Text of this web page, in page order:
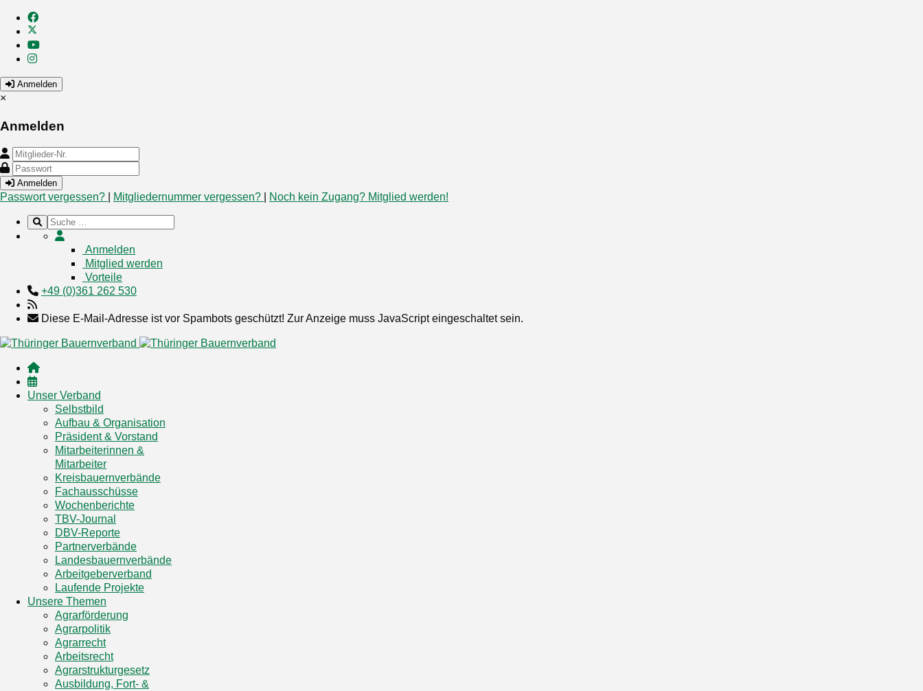
Anmelden
×
Anmelden
Anmelden
Passwort vergessen? Mitgliedernummer vergessen? Noch kein Zugang? Mitglied werden!
Anmelden
Mitglied werden
Vorteile
+49 (0)361 262 530
Diese E-Mail-Adresse ist vor Spambots geschützt! Zur Anzeige muss JavaScript eingeschaltet sein.
Unser Verband
Selbstbild
Aufbau & Organisation
Präsident & Vorstand
Mitarbeiterinnen &
Mitarbeiter
Kreisbauernverbände
Fachausschüsse
Wochenberichte
TBV-Journal
DBV-Reporte
Partnerverbände
Landesbauernverbände
Arbeitgeberverband
Laufende Projekte
Unsere Themen
Agrarförderung
Agrarpolitik
Agrarrecht
Arbeitsrecht
Agrarstrukturgesetz
Ausbildung, Fort- &